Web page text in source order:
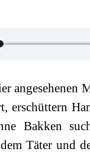
angesehenen
erschüttern
Bakken
Täter und